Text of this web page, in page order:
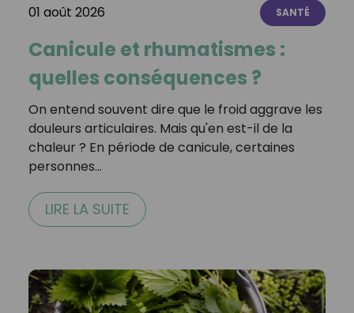
01 août 2026 SANTÉ
Canicule et rhumatismes :
quelles conséquences ?
On entend souvent dire que le froid aggrave les
douleurs articulaires. Mais qu'en est-il de la
chaleur ? En période de canicule, certaines
personnes…
LIRE LA SUITE